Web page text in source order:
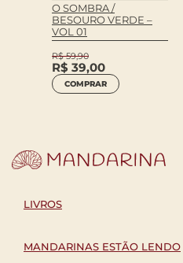
O SOMBRA /
BESOURO VERDE –
VOL 01
R$59,90
R$ 39,00
COMPRAR
LIVROS
MANDARINAS ESTÃO LENDO